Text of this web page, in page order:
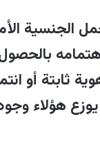
الجنسية
عن اهتمامه
ثابتة أو
هؤلاء